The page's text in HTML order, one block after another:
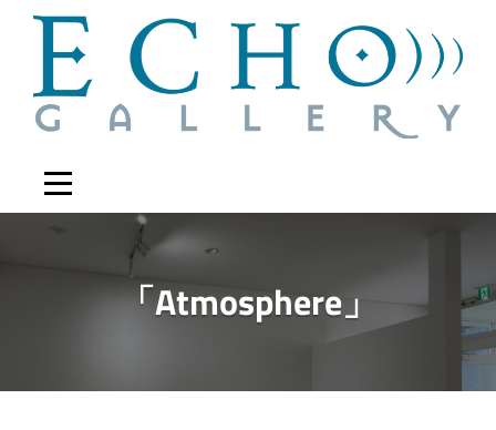
content
「Atmosphere」